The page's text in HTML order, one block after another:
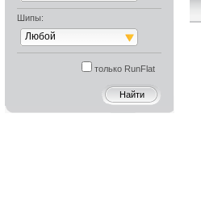
Шипы:
Любой
только RunFlat